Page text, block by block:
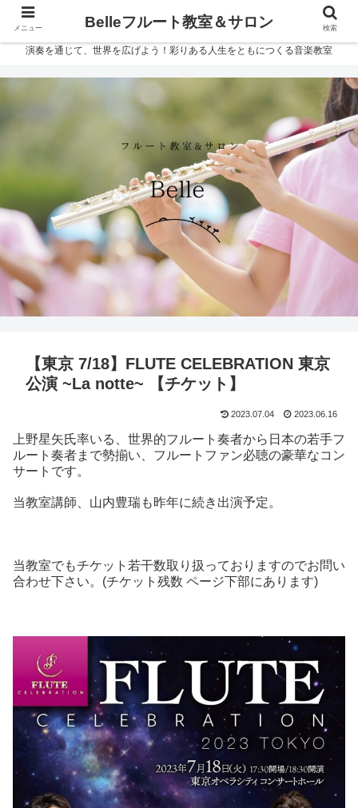
演奏を通じて、世界を広げよう！彩りある人生をともにつくる音楽教室
【東京 7/18】FLUTE CELEBRATION 東京
公演 ~La notte~ 【チケット】
2023.07.04 2023.06.16
上野星矢氏率いる、世界的フルート奏者から日本の若手フ
ルート奏者まで勢揃い、フルートファン必聴の豪華なコン
サートです。
当教室講師、山内豊瑞も昨年に続き出演予定。
当教室でもチケット若干数取り扱っておりますのでお問い
合わせ下さい。(チケット残数 ページ下部にあります)
メニュー Belleフルート教室＆サロン 検索